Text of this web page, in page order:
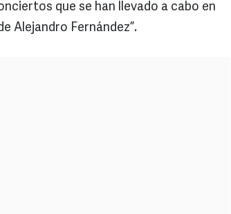
que se han llevado a cabo en
Alejandro Fernández”.